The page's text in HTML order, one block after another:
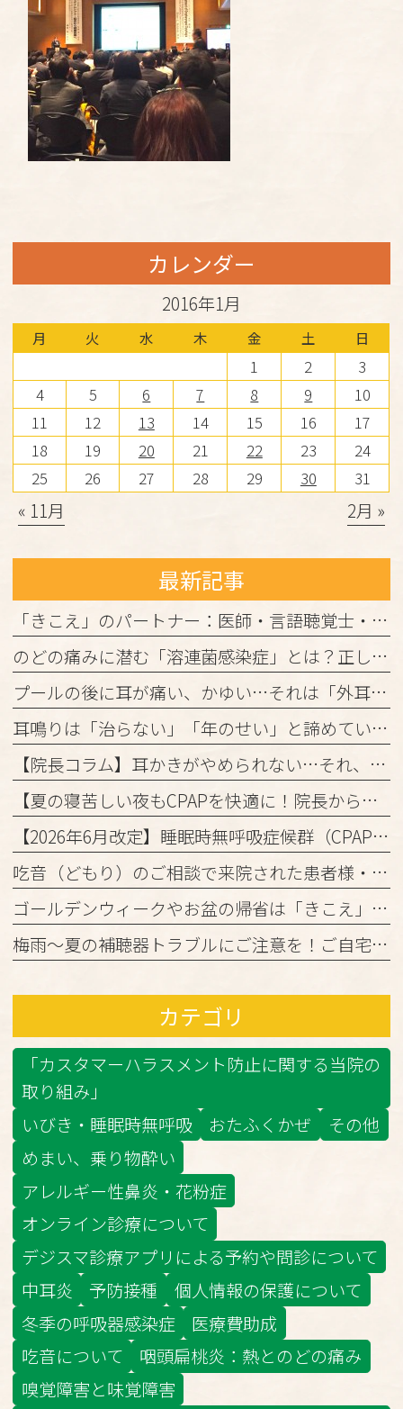
カレンダー
2016年1月
月 火 水 木 金 土 日
1 2
3
4
5 6 7 8 9
10
11
12 13 14 15 16
17
18
19 20 21 22 23
24
25
26 27 28 29 30 31
« 11月 2月 »
最新記事
「きこえ」のパートナー：医師・言語聴覚士・認定補聴器技能者の3者が連携して進める「安心の補聴器外来」
のどの痛みに潜む「溶連菌感染症」とは？正しく理解して、しっかり治しましょう
プールの後に耳が痛い、かゆい…それは「外耳炎」かもしれません。
耳鳴りは「治らない」「年のせい」と諦めていませんか？
【院長コラム】耳かきがやめられない…それ、「かゆみの悪循環」かもしれません！
【夏の寝苦しい夜もCPAPを快適に！院長からの3つのアドバイス】
【2026年6月改定】睡眠時無呼吸症候群（CPAP治療）の保険ルール変更と当院からのお知らせ
吃音（どもり）のご相談で来院された患者様・ご家族の皆様へ
ゴールデンウィークやお盆の帰省は「きこえ」のチェックのチャンス！難聴と認知機能の関係について
梅雨～夏の補聴器トラブルにご注意を！ご自宅でのケアと定期メンテナンスのお願い
カテゴリ
「カスタマーハラスメント防止に関する当院の
取り組み」
いびき・睡眠時無呼吸
おたふくかぜ
その他
めまい、乗り物酔い
アレルギー性鼻炎・花粉症
オンライン診療について
デジスマ診療アプリによる予約や問診について
中耳炎
予防接種
個人情報の保護について
冬季の呼吸器感染症
医療費助成
吃音について
咽頭扁桃炎：熱とのどの痛み
嗅覚障害と味覚障害